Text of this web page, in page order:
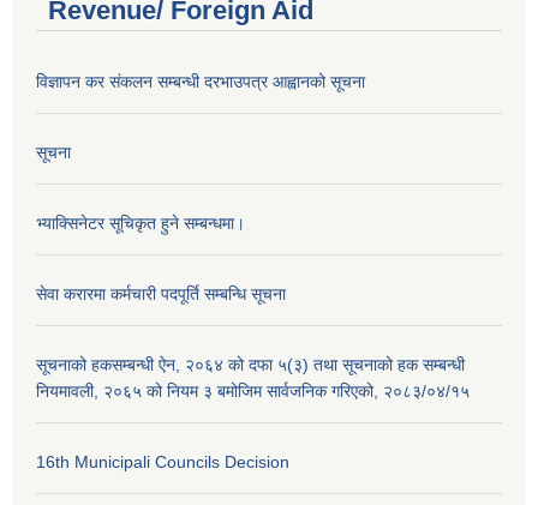
Revenue/ Foreign Aid
विज्ञापन कर संकलन सम्बन्धी दरभाउपत्र आह्वानको सूचना
सूचना
भ्याक्सिनेटर सूचिकृत हुने सम्बन्धमा।
सेवा करारमा कर्मचारी पदपूर्ति सम्बन्धि सूचना
सूचनाको हकसम्बन्धी ऐन, २०६४ को दफा ५(३) तथा सूचनाको हक सम्बन्धी
नियमावली, २०६५ को नियम ३ बमोजिम सार्वजनिक गरिएको, २०८३/०४/१५
16th Municipali Councils Decision